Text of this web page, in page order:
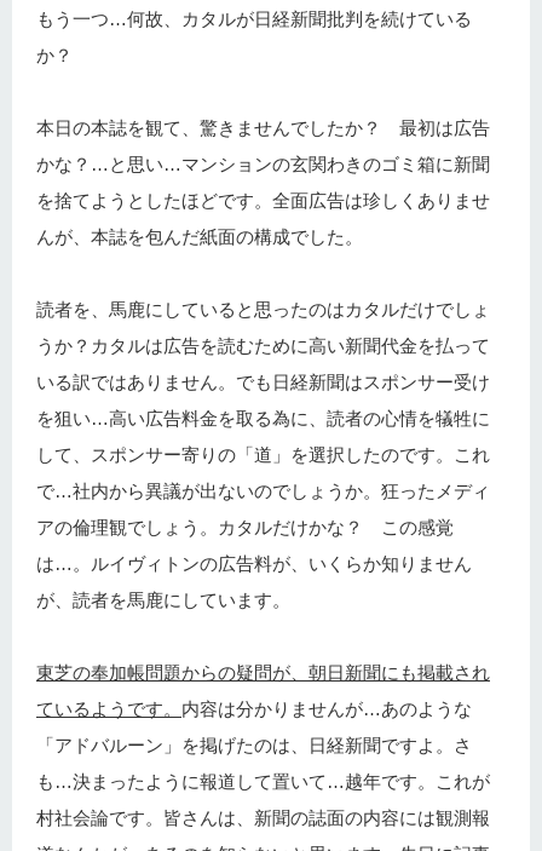
もう一つ…何故、カタルが日経新聞批判を続けている
か？
本日の本誌を観て、驚きませんでしたか？ 最初は広告
かな？…と思い…マンションの玄関わきのゴミ箱に新聞
を捨てようとしたほどです。全面広告は珍しくありませ
んが、本誌を包んだ紙面の構成でした。
読者を、馬鹿にしていると思ったのはカタルだけでしょ
うか？カタルは広告を読むために高い新聞代金を払って
いる訳ではありません。でも日経新聞はスポンサー受け
を狙い…高い広告料金を取る為に、読者の心情を犠牲に
して、スポンサー寄りの「道」を選択したのです。これ
で…社内から異議が出ないのでしょうか。狂ったメディ
アの倫理観でしょう。カタルだけかな？ この感覚
は…。ルイヴィトンの広告料が、いくらか知りません
が、読者を馬鹿にしています。
東芝の奉加帳問題からの疑問が、朝日新聞にも掲載され
ているようです。 内容は分かりませんが…あのような
「アドバルーン」を掲げたのは、日経新聞ですよ。さ
も…決まったように報道して置いて…越年です。これが
村社会論です。皆さんは、新聞の誌面の内容には観測報